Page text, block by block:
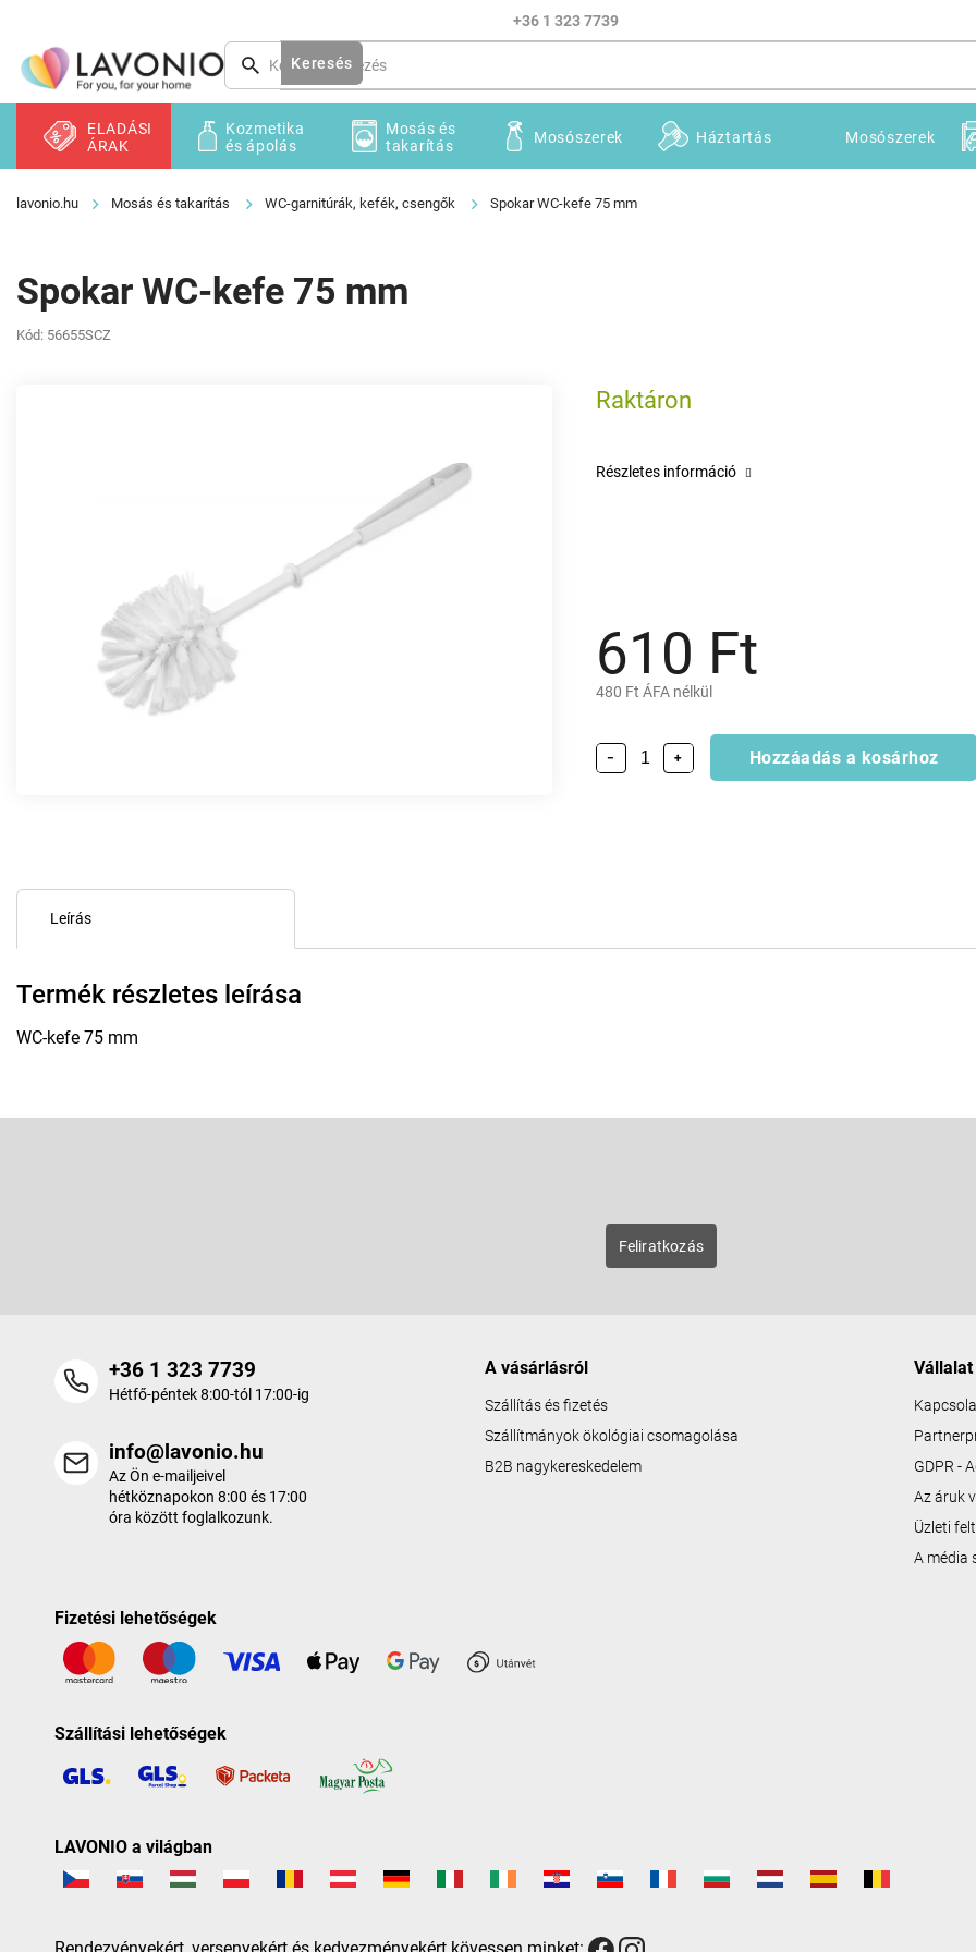
tartalomhoz
+36 1 323 7739
Keresés
ELADÁSI
ÁRAK
Kozmetika
és ápolás
Mosás és
takarítás
Mosószerek Háztartás Mosószerek
Mosás és takarítás WC-garnitúrák, kefék, csengők Spokar WC-kefe 75 mm
Spokar WC-kefe 75 mm
Kód: 56655SCZ
610 Ft
480 Ft ÁFA nélkül
Raktáron
+
− Hozzáadás a kosárhoz
Részletes információ
Leírás
Termék részletes leírása
WC-kefe 75 mm
Feliratkozás
+36 1 323 7739
Hétfő-péntek 8:00-tól 17:00-ig
info@lavonio.hu
Az Ön e-mailjeivel
hétköznapokon 8:00 és 17:00
óra között foglalkozunk.
A vásárlásról
Szállítás és fizetés
Szállítmányok ökológiai csomagolása
B2B nagykereskedelem
Vállalat
GDPR -
Az áruk
Üzleti
A média
Fizetési lehetőségek
Szállítási lehetőségek
LAVONIO a világban